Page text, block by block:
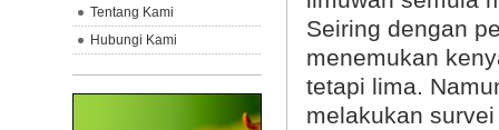
Seiring dengan
menemukan
tetapi lima.
melakukan
Tentang Kami
Hubungi Kami